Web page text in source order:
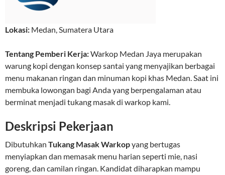
Lokasi: Medan,Sumatera Utara
Tentang Pemberi Kerja:Warkop Medan Jaya merupakan
warung kopi dengan konsep santai yang menyajikan berbagai
menu makanan ringan dan minuman kopi khas Medan. Saat ini
membuka lowongan bagi Anda yang berpengalaman atau
berminat menjadi tukang masak di warkop kami.
Deskripsi Pekerjaan
Dibutuhkan Tukang Masak Warkopyang bertugas
menyiapkan dan memasak menu harian seperti mie, nasi
goreng, dan camilan ringan. Kandidat diharapkan mampu